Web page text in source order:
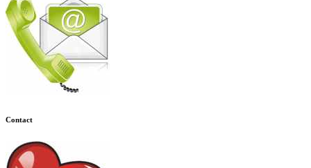
Contact